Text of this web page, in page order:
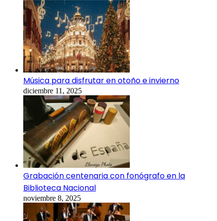
Música para disfrutar en otoño e invierno
diciembre 11, 2025
Grabación centenaria con fonógrafo en la
Biblioteca Nacional
noviembre 8, 2025